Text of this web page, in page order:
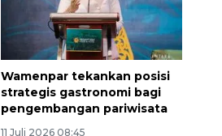
Wamenpar tekankan posisi
strategis gastronomi bagi
pengembangan pariwisata
11 Juli 2026 08:45